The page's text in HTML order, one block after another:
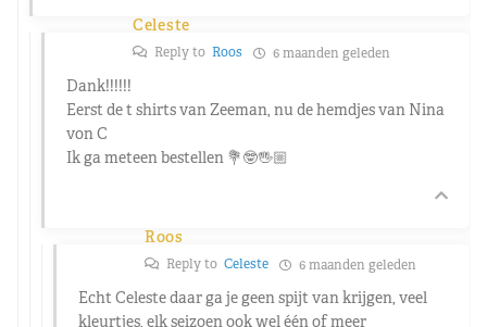
Celeste
Reply to Roos 6 maanden geleden
Dank!!!!!!
Eerst de t shirts van Zeeman, nu de hemdjes van Nina
von C
Ik ga meteen bestellen 💐🤓🖐🏼
Roos
Reply to Celeste 6 maanden geleden
Echt Celeste daar ga je geen spijt van krijgen, veel
kleurtjes, elk seizoen ook wel één of meer